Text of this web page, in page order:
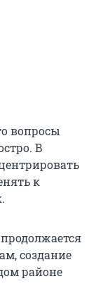
вопросы
В
к
создание
районе